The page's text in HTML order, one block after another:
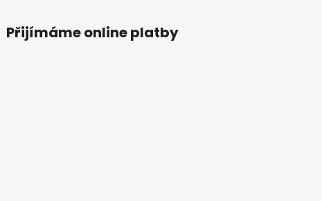
Přijímáme online platby